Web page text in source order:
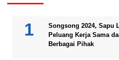
Songsong 2024, Sapu
Peluang Kerja Sama
Berbagai Pihak